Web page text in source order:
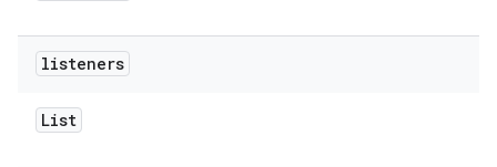
listeners
List